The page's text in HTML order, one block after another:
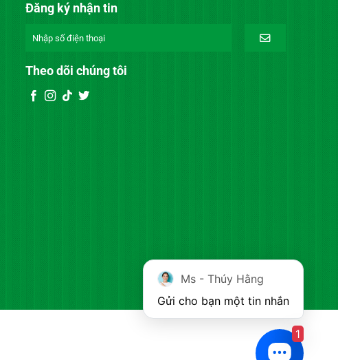
Đăng ký nhận tin
Theo dõi chúng tôi
Ms - Thúy Hằng
Gửi cho bạn một tin nhắn
1